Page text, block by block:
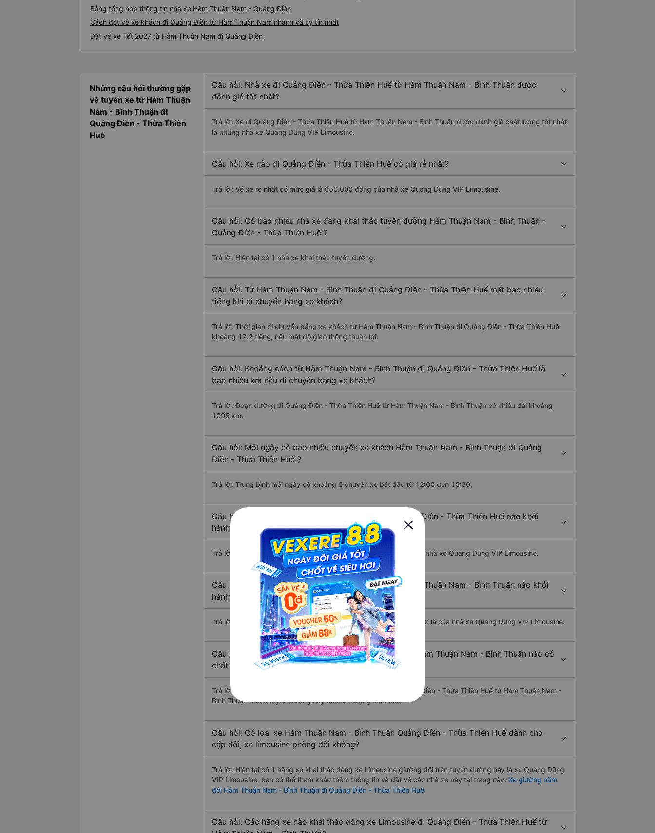
Bảng tổng hợp thông tin nhà xe Hàm Thuận Nam - Quảng Điền
Cách đặt vé xe khách đi Quảng Điền từ Hàm Thuận Nam nhanh và uy tín nhất
Đặt vé xe Tết 2027 từ Hàm Thuận Nam đi Quảng Điền
Những câu hỏi thường gặp
về tuyến xe từ Hàm Thuận
Nam - Bình Thuận đi
Quảng Điền - Thừa Thiên
Huế
Câu hỏi: Nhà xe đi Quảng Điền - Thừa Thiên Huế từ Hàm Thuận Nam - Bình Thuận được
đánh giá tốt nhất?
Trả lời: Xe đi Quảng Điền - Thừa Thiên Huế từ Hàm Thuận Nam - Bình Thuận được đánh giá chất lượng tốt nhất
là những nhà xe Quang Dũng VIP Limousine.
Câu hỏi: Xe nào đi Quảng Điền - Thừa Thiên Huế có giá rẻ nhất?
Trả lời: Vé xe rẻ nhất có mức giá là 650.000 đồng của nhà xe Quang Dũng VIP Limousine.
Câu hỏi: Có bao nhiêu nhà xe đang khai thác tuyến đường Hàm Thuận Nam - Bình Thuận -
Quảng Điền - Thừa Thiên Huế ?
Trả lời: Hiện tại có 1 nhà xe khai thác tuyến đường.
Câu hỏi: Từ Hàm Thuận Nam - Bình Thuận đi Quảng Điền - Thừa Thiên Huế mất bao nhiêu
tiếng khi di chuyển bằng xe khách?
Trả lời: Thời gian di chuyển bằng xe khách từ Hàm Thuận Nam - Bình Thuận đi Quảng Điền - Thừa Thiên Huế
khoảng 17.2 tiếng, nếu mật độ giao thông thuận lợi.
Câu hỏi: Khoảng cách từ Hàm Thuận Nam - Bình Thuận đi Quảng Điền - Thừa Thiên Huế là
bao nhiêu km nếu di chuyển bằng xe khách?
Trả lời: Đoạn đường đi Quảng Điền - Thừa Thiên Huế từ Hàm Thuận Nam - Bình Thuận có chiều dài khoảng
1095 km.
Câu hỏi: Mỗi ngày có bao nhiêu chuyến xe khách Hàm Thuận Nam - Bình Thuận đi Quảng
Điền - Thừa Thiên Huế ?
Trả lời: Trung bình mỗi ngày có khoảng 2 chuyến xe bắt đầu từ 12:00 đến 15:30.
Câu hỏi: Nhà xe đi Hàm Thuận Nam - Bình Thuận Quảng Điền - Thừa Thiên Huế nào khởi
hành sớm nhất?
Trả lời: Chuyến xe có giờ xuất phát sớm nhất vào lúc 12:00 là của nhà xe Quang Dũng VIP Limousine.
Câu hỏi: Nhà xe đi Quảng Điền - Thừa Thiên Huế từ Hàm Thuận Nam - Bình Thuận nào khởi
hành trễ nhất?
Trả lời: Chuyến xe có giờ xuất phát trễ (muộn) nhất là vào lúc 15:30 là của nhà xe Quang Dũng VIP Limousine.
Câu hỏi: Review xe đi Quảng Điền - Thừa Thiên Huế từ Hàm Thuận Nam - Bình Thuận nào có
chất lượng tốt, xuất sắc, cao cấp nhất?
Trả lời: Tạm thời chưa đủ review để đánh giá có nhà xe đi Quảng Điền - Thừa Thiên Huế từ Hàm Thuận Nam -
Bình Thuận nào ở tuyến đường này có chất lượng xuất sắc.
Câu hỏi: Có loại xe Hàm Thuận Nam - Bình Thuận Quảng Điền - Thừa Thiên Huế dành cho
cặp đôi, xe limousine phòng đôi không?
Trả lời: Hiện tại có 1 hãng xe khai thác dòng xe Limousine giường đôi trên tuyến đường này là xe Quang Dũng
VIP Limousine, bạn có thể tham khảo thêm thông tin và đặt vé các nhà xe này tại trang này: Xe giường nằm
đôi Hàm Thuận Nam - Bình Thuận đi Quảng Điền - Thừa Thiên Huế
Câu hỏi: Các hãng xe nào khai thác dòng xe Limousine đi Quảng Điền - Thừa Thiên Huế từ